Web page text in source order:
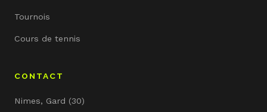
Tournois
Cours de tennis
CONTACT
Nimes, Gard (30)